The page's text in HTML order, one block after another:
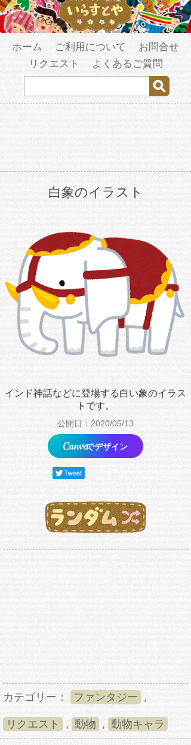
ホーム ご利用について
お問合せ
リクエスト
よくあるご質問
白象のイラスト
インド神話などに登場する白い象のイラス
トです。
公開日：2020/05/13
でデザイン
カテゴリー： ファンタジー ,
リクエスト , 動物 , 動物キャラ